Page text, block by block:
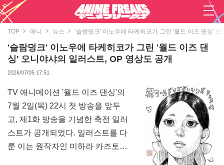
TOP 애니 뉴스 '슬람덩크' 이노우에 타케히코가 그린 '월드 이즈 댄싱'
'슬람덩크' 이노우에 타케히코가 그린 '월드 이즈 댄
싱' 오니야샤의 일러스트, OP 영상도 공개
2026/07/05 17:51
TV 애니메이션 '월드 이즈 댄싱'의
7월 2일(목) 22시 첫 방송을 앞두
고, 제1화 방송을 기념한 축전 일러
스트가 공개되었다. 일러스트를 다
룬 이는 원작자인 미하라 카즈토